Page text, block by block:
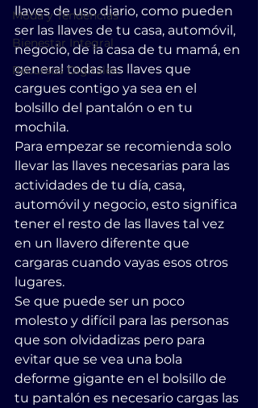
Moda y Tendencias
Bienestar Integral
Recursos Digitales
llaves de uso diario, como pueden
ser las llaves de tu casa, automóvil,
negocio, de la casa de tu mamá, en
general todas las llaves que
cargues contigo ya sea en el
bolsillo del pantalón o en tu
mochila.
Para empezar se recomienda solo
llevar las llaves necesarias para las
actividades de tu día, casa,
automóvil y negocio, esto significa
tener el resto de las llaves tal vez
en un llavero diferente que
cargaras cuando vayas esos otros
lugares.
Se que puede ser un poco
molesto y difícil para las personas
que son olvidadizas pero para
evitar que se vea una bola
deforme gigante en el bolsillo de
tu pantalón es necesario cargas las